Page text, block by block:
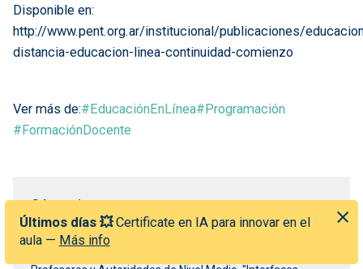
Últimos días 💥Certificate en IA para innovar en el
aula — Más info
Disponible en:
http://www.pent.org.ar/institucional/publicaciones/
distancia-educacion-linea-continuidad-comienzo
Ver más de:#EducaciónEnLínea#Programación
#FormaciónDocente
Cómo citar
Baraga, J. P.; Caldeiro, G. (2016) Programar para Aprender.